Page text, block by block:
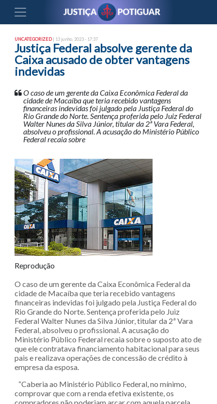
UNCATEGORIZED| 13 junho, 2023 - 17:37
Justiça Federal absolve gerente da
Caixa acusado de obter vantagens
indevidas
O caso de um gerente da Caixa Econômica Federal da
cidade de Macaíba que teria recebido vantagens
financeiras indevidas foi julgado pela Justiça Federal do
Rio Grande do Norte. Sentença proferida pelo Juiz Federal
Walter Nunes da Silva Júnior, titular da 2ª Vara Federal,
absolveu o profissional. A acusação do Ministério Público
Federal recaia sobre
Reprodução
O caso de um gerente da Caixa Econômica Federal da
cidade de Macaíba que teria recebido vantagens
financeiras indevidas foi julgado pela Justiça Federal do
Rio Grande do Norte. Sentença proferida pelo Juiz
Federal Walter Nunes da Silva Júnior, titular da 2ª Vara
Federal, absolveu o profissional. A acusação do
Ministério Público Federal recaia sobre o suposto ato de
que ele contratava financiamento habitacional para seus
pais e realizava operações de concessão de crédito à
empresa da esposa.
“Caberia ao Ministério Público Federal, no mínimo,
comprovar que com a renda efetiva existente, os